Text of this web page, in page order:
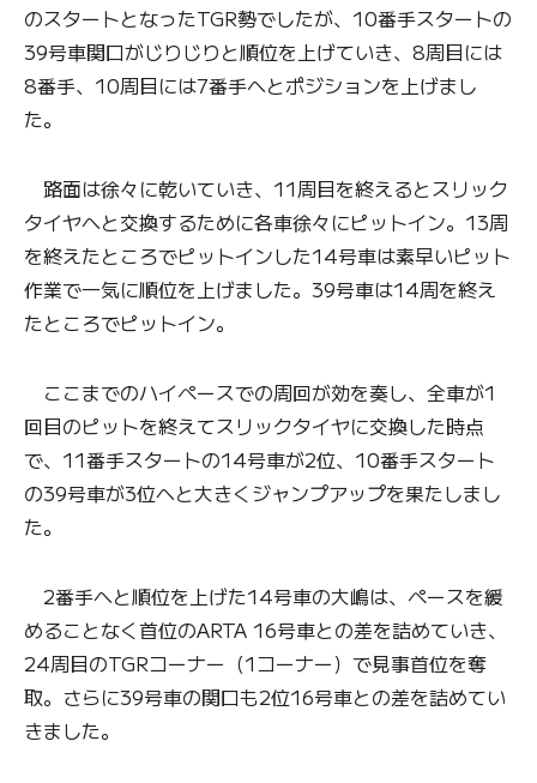
のスタートとなったTGR勢でしたが、10番手スタートの
39号車関口がじりじりと順位を上げていき、8周目には
8番手、10周目には7番手へとポジションを上げまし
た。
路面は徐々に乾いていき、11周目を終えるとスリック
タイヤへと交換するために各車徐々にピットイン。13周
を終えたところでピットインした14号車は素早いピット
作業で一気に順位を上げました。39号車は14周を終え
たところでピットイン。
ここまでのハイペースでの周回が効を奏し、全車が1
回目のピットを終えてスリックタイヤに交換した時点
で、11番手スタートの14号車が2位、10番手スタート
の39号車が3位へと大きくジャンプアップを果たしまし
た。
2番手へと順位を上げた14号車の大嶋は、ペースを緩
めることなく首位のARTA 16号車との差を詰めていき、
24周目のTGRコーナー（1コーナー）で見事首位を奪
取。さらに39号車の関口も2位16号車との差を詰めてい
きました。